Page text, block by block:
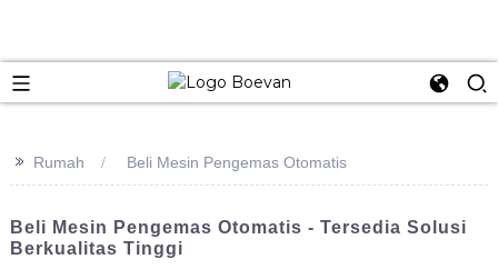
>> Rumah Beli Mesin Pengemas Otomatis
Beli Mesin Pengemas Otomatis - Tersedia Solusi
Berkualitas Tinggi